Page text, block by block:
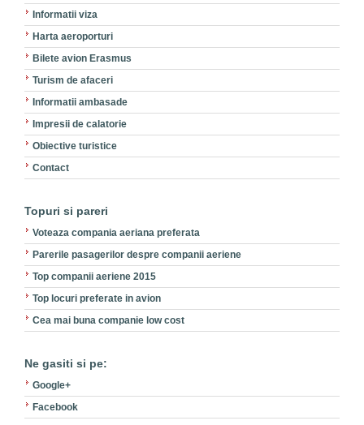
Informatii viza
Harta aeroporturi
Bilete avion Erasmus
Turism de afaceri
Informatii ambasade
Impresii de calatorie
Obiective turistice
Contact
Topuri si pareri
Voteaza compania aeriana preferata
Parerile pasagerilor despre companii aeriene
Top companii aeriene 2015
Top locuri preferate in avion
Cea mai buna companie low cost
Ne gasiti si pe:
Google+
Facebook